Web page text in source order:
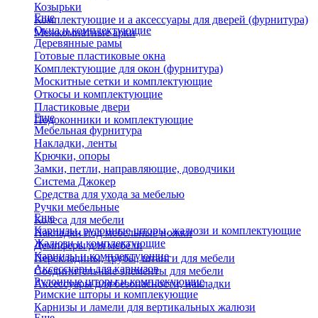
Козырьки
Комплектующие и а аксессуары для дверей (фурнитура)
Межкомнатные арки
Еще
Окна и комплектующие
Деревянные рамы
Готовые пластиковые окна
Комплектующие для окон (фурнитура)
Москитные сетки и комплектующие
Откосы и комплектующие
Пластиковые двери
Подоконники и комплектующие
Еще
Мебельная фурнитура
Накладки, ленты
Крючки, опоры
Замки, петли, направляющие, доводчики
Система Джокер
Средства для ухода за мебелью
Ручки мебельные
Колеса для мебели
Накладки под мебельные ножки
Демпферы для мебели
Перекладины, трубы, штанги для мебели
Соединительные элементы для мебели
Аксессуары для безопасности, накладки
Еще
Карнизы, рулонные шторы, жалюзи и комплектующие
Жалюзи и комплектующие
Карнизы и комплектующие
Аксессуары для карнизов
Рулонные шторы и комплекующие
Римские шторы и комплекующие
Карнизы и ламели для вертикальных жалюзи